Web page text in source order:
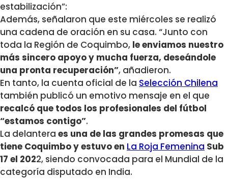
estabilización”:
Además, señalaron que este miércoles se realizó
una cadena de oración en su casa. “Junto con
toda la Región de Coquimbo, le enviamos nuestro
más sincero apoyo y mucha fuerza, deseándole
una pronta recuperación”, añadieron.
En tanto, la cuenta oficial de la Selección Chilena
también publicó un emotivo mensaje en el que
recalcó que todos los profesionales del fútbol
“estamos contigo”.
La delantera es una de las grandes promesas que
tiene Coquimbo y estuvo en La Roja Femenina Sub
17 el 2022, siendo convocada para el Mundial de la
categoría disputado en India.